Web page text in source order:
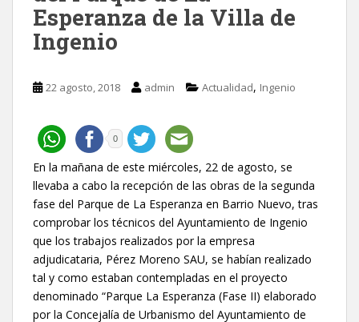
Esperanza de la Villa de
Ingenio
22 agosto, 2018 admin Actualidad, Ingenio
0
En la mañana de este miércoles, 22 de agosto, se
llevaba a cabo la recepción de las obras de la segunda
fase del Parque de La Esperanza en Barrio Nuevo, tras
comprobar los técnicos del Ayuntamiento de Ingenio
que los trabajos realizados por la empresa
adjudicataria, Pérez Moreno SAU, se habían realizado
tal y como estaban contempladas en el proyecto
denominado “Parque La Esperanza (Fase II) elaborado
por la Concejalía de Urbanismo del Ayuntamiento de